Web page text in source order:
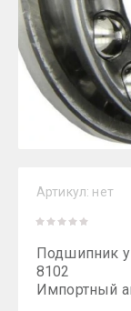
Артикул: нет
Подшипник
8102
Импортный